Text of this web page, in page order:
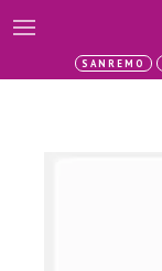
SANREMO